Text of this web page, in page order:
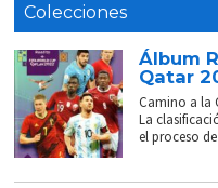
Colecciones
Álbum
Qatar
Camino a la
La
el proceso